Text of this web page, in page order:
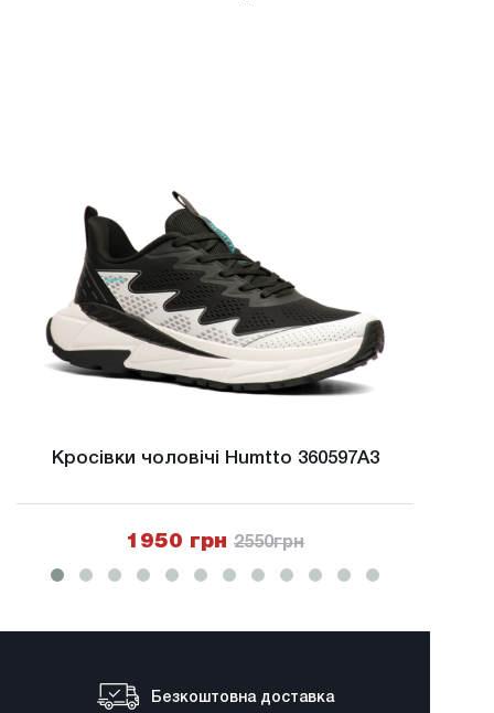
Кросівки чоловічі Humtto 360597A3
1950 грн 2550грн
Безкоштовна доставка